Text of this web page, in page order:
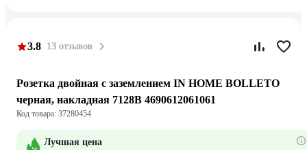
3.8 13 отзывов
Розетка двойная с заземлением IN HOME BOLLETO
черная, накладная 7128B 4690612061061
Код товара: 37280454
Лучшая цена